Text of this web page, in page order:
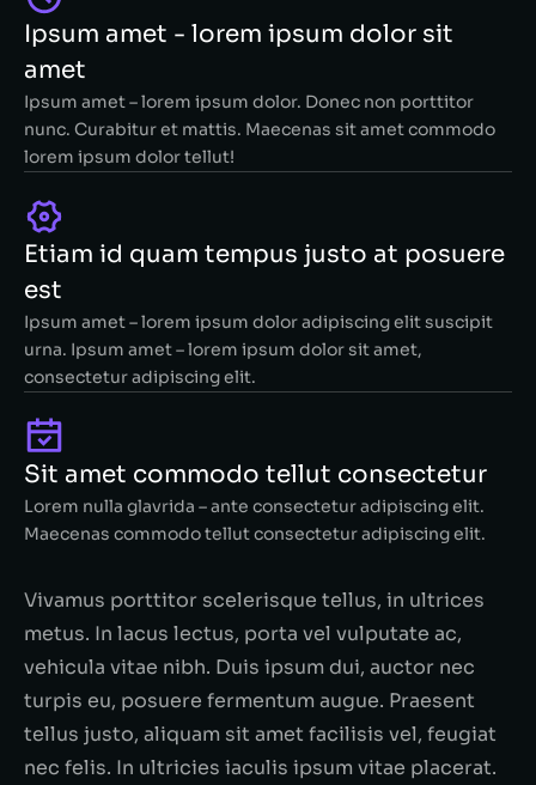
Ipsum amet - lorem ipsum dolor sit
amet
Ipsum amet – lorem ipsum dolor. Donec non porttitor
nunc. Curabitur et mattis. Maecenas sit amet commodo
lorem ipsum dolor tellut!
Etiam id quam tempus justo at posuere
est
Ipsum amet – lorem ipsum dolor adipiscing elit suscipit
urna. Ipsum amet – lorem ipsum dolor sit amet,
consectetur adipiscing elit.
Sit amet commodo tellut consectetur
Lorem nulla glavrida – ante consectetur adipiscing elit.
Maecenas commodo tellut consectetur adipiscing elit.
Vivamus porttitor scelerisque tellus, in ultrices
metus. In lacus lectus, porta vel vulputate ac,
vehicula vitae nibh. Duis ipsum dui, auctor nec
turpis eu, posuere fermentum augue. Praesent
tellus justo, aliquam sit amet facilisis vel, feugiat
nec felis. In ultricies iaculis ipsum vitae placerat.